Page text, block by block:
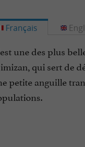
Français
une des plus
qui sert de
petite anguille